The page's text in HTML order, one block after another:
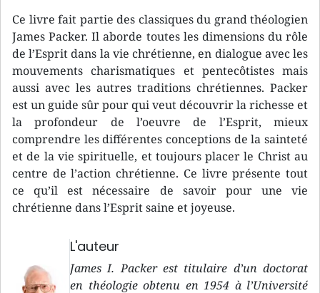
Ce livre fait partie des classiques du grand théologien
James Packer. Il aborde toutes les dimensions du rôle
de l’Esprit dans la vie chrétienne, en dialogue avec les
mouvements charismatiques et pentecôtistes mais
aussi avec les autres traditions chrétiennes. Packer
est un guide sûr pour qui veut découvrir la richesse et
la profondeur de l’oeuvre de l’Esprit, mieux
comprendre les différentes conceptions de la sainteté
et de la vie spirituelle, et toujours placer le Christ au
centre de l’action chrétienne. Ce livre présente tout
ce qu’il est nécessaire de savoir pour une vie
chrétienne dans l’Esprit saine et joyeuse.
L'auteur
James I. Packer est titulaire d’un doctorat
en théologie obtenu en 1954 à l’Université